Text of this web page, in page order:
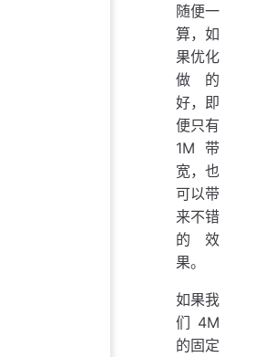
随便一
算，如
果优化
做的
好，即
便只有
1M 带
宽，也
可以带
来不错
的效
果。
如果我
们 4M
的固定